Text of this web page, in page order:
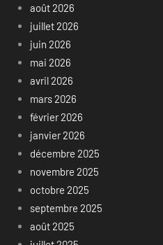
août 2026
juillet 2026
juin 2026
mai 2026
avril 2026
mars 2026
février 2026
janvier 2026
décembre 2025
novembre 2025
octobre 2025
septembre 2025
août 2025